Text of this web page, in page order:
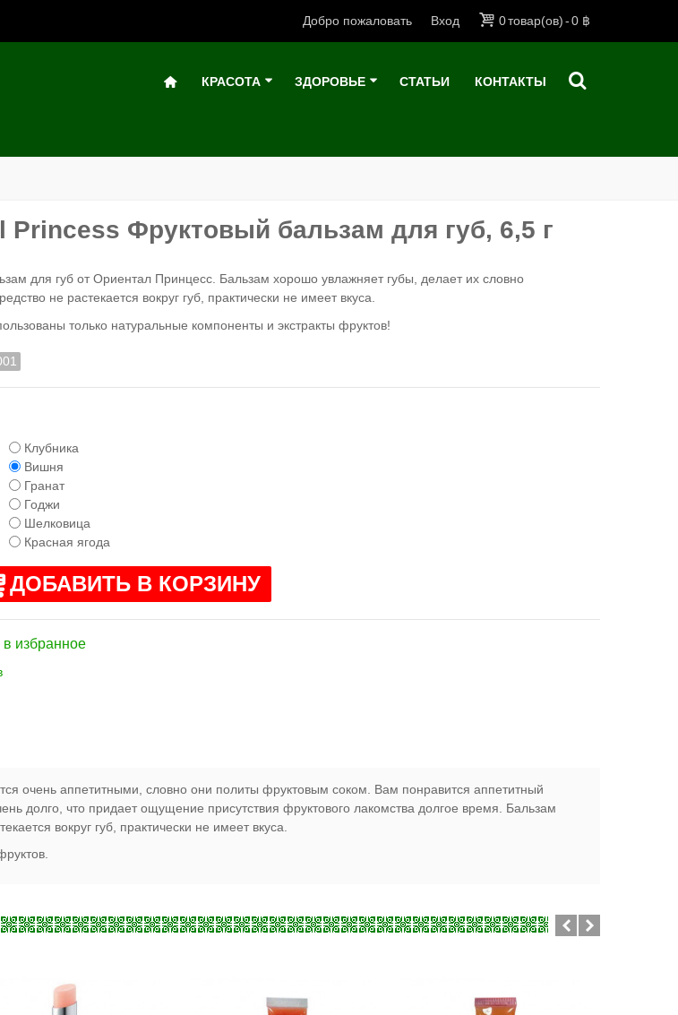
0товар(ов)-0 ฿
Добро пожаловать Вход
КРАСОТА ЗДОРОВЬЕ СТАТЬИ КОНТАКТЫ
Princess Фруктовый бальзам для губ, 6,5 г
для губ от Ориентал Принцесс. Бальзам хорошо увлажняет губы, делает их словно
не растекается вокруг губ, практически не имеет вкуса.
только натуральные компоненты и экстракты фруктов!
Клубника
Вишня
Гранат
Годжи
Шелковица
Красная ягода
ДОБАВИТЬ В КОРЗИНУ
избранное
очень аппетитными, словно они политы фруктовым соком. Вам понравится аппетитный
долго, что придает ощущение присутствия фруктового лакомства долгое время. Бальзам
вокруг губ, практически не имеет вкуса.